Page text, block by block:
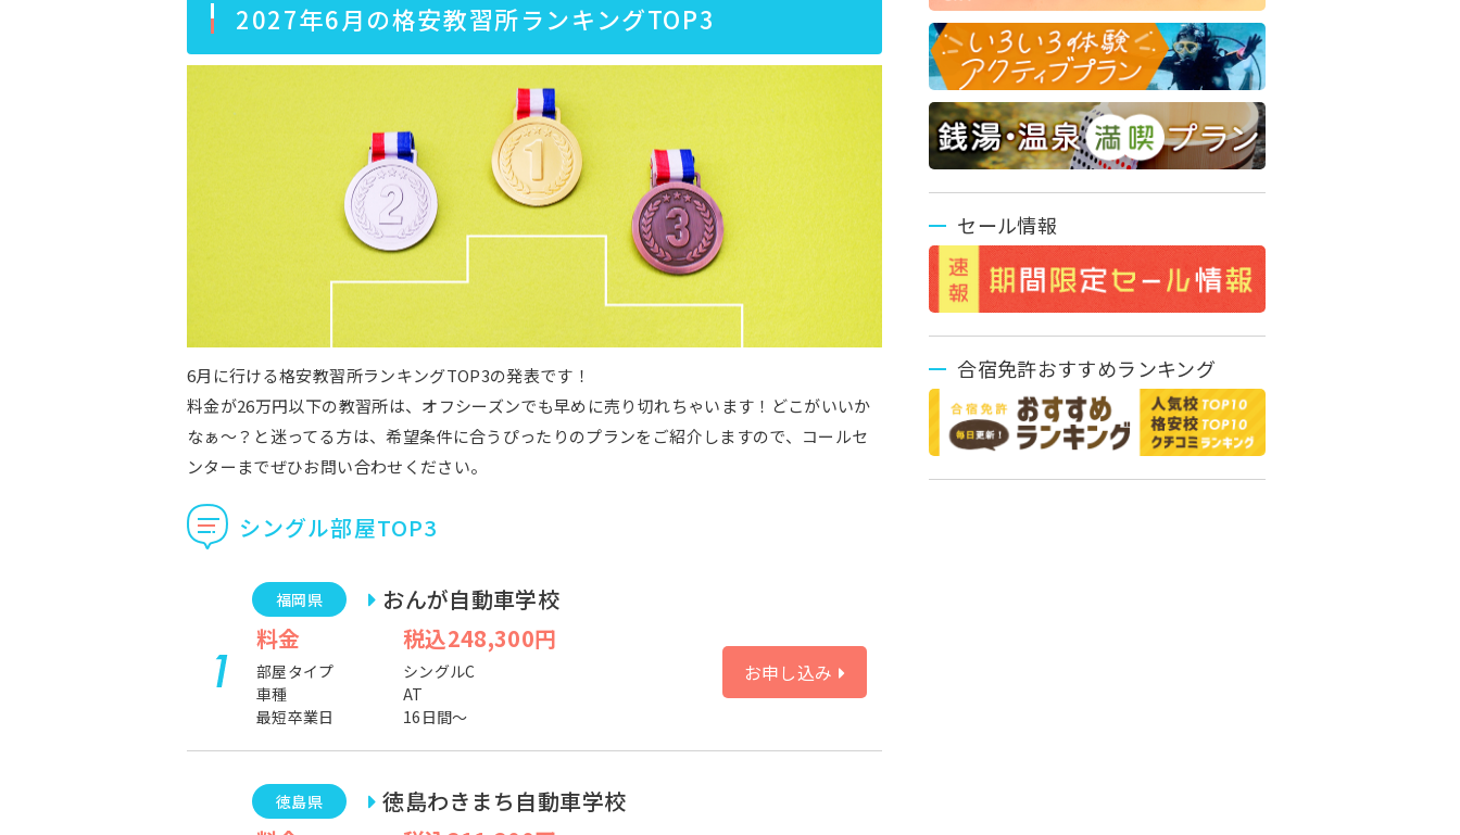
2027年6月の格安教習所ランキングTOP3
6月に行ける格安教習所ランキングTOP3の発表です！
料金が26万円以下の教習所は、オフシーズンでも早めに売り切れちゃいます！どこがいいか
なぁ～？と迷ってる方は、希望条件に合うぴったりのプランをご紹介しますので、コールセ
ンターまでぜひお問い合わせください。
シングル部屋TOP3
福岡県
おんが自動車学校
料金
税込248,300円
部屋タイプ
シングルC
車種
AT
最短卒業日
16日間～
お申し込み
徳島県
徳島わきまち自動車学校
セール情報
合宿免許おすすめランキング